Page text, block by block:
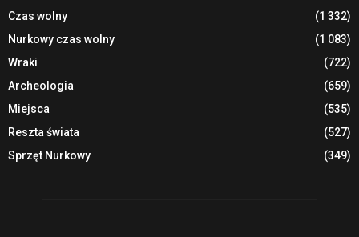
Czas wolny
(1 332)
Nurkowy czas wolny
(1 083)
Wraki
(722)
Archeologia
(659)
Miejsca
(535)
Reszta świata
(527)
Sprzęt Nurkowy
(349)